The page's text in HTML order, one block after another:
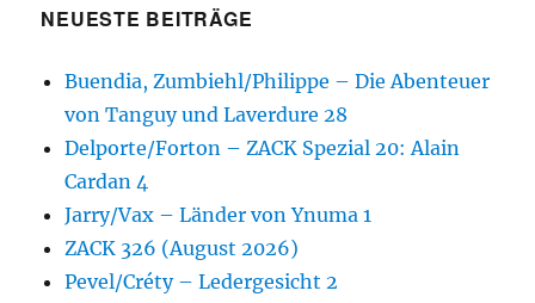
NEUESTE BEITRÄGE
Buendia, Zumbiehl/Philippe – Die Abenteuer
von Tanguy und Laverdure 28
Delporte/Forton – ZACK Spezial 20: Alain
Cardan 4
Jarry/Vax – Länder von Ynuma 1
ZACK 326 (August 2026)
Pevel/Créty – Ledergesicht 2